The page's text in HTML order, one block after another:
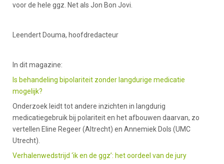
voor de hele ggz. Net als Jon Bon Jovi.
Leendert Douma, hoofdredacteur
In dit magazine:
Is behandeling bipolariteit zonder langdurige medicatie
mogelijk?
Onderzoek leidt tot andere inzichten in langdurig
medicatiegebruik bij polariteit en het afbouwen daarvan, zo
vertellen Eline Regeer (Altrecht) en Annemiek Dols (UMC
Utrecht).
Verhalenwedstrijd ‘ik en de ggz’: het oordeel van de jury